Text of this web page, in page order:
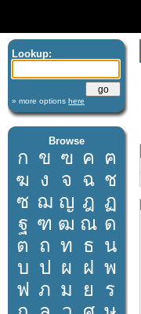
Lookup:
» more options here
Browse
ก ข ฃ ค ฅ
ฆ ง จ ฉ ช
ซ ฌ ญ ฎ ฏ
ฐ ฑ ฒ ณ ด
ต ถ ท ธ น
บ ป ผ ฝ พ
ฟ ภ ม ย
ร